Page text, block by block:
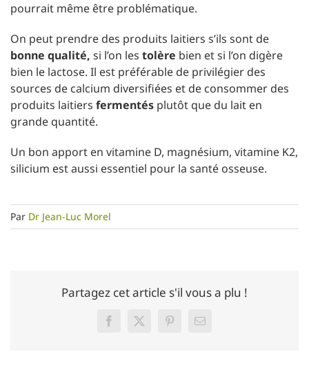
pourrait même être problématique.
On peut prendre des produits laitiers s’ils sont de
bonne qualité, si l’on les tolère bien et si l’on digère
bien le lactose. Il est préférable de privilégier des
sources de calcium diversifiées et de consommer des
produits laitiers fermentés plutôt que du lait en
grande quantité.
Un bon apport en vitamine D, magnésium, vitamine K2,
silicium est aussi essentiel pour la santé osseuse.
Par Dr Jean-Luc Morel
Partagez cet article s'il vous a plu !
FacebookTwitterPinterestEmail